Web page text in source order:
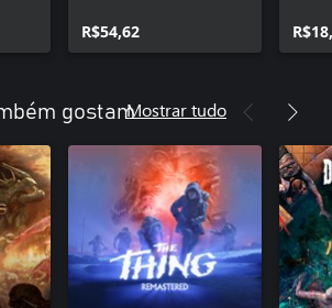
R$54,62
gostamMostrar tudo